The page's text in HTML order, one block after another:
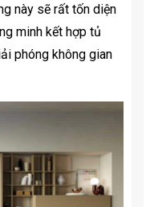
này sẽ rất tốn diện
minh kết hợp tủ
phóng không gian